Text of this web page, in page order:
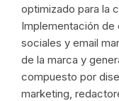
optimizado para la
Implementación de
sociales y email
de la marca y
compuesto por
marketing,